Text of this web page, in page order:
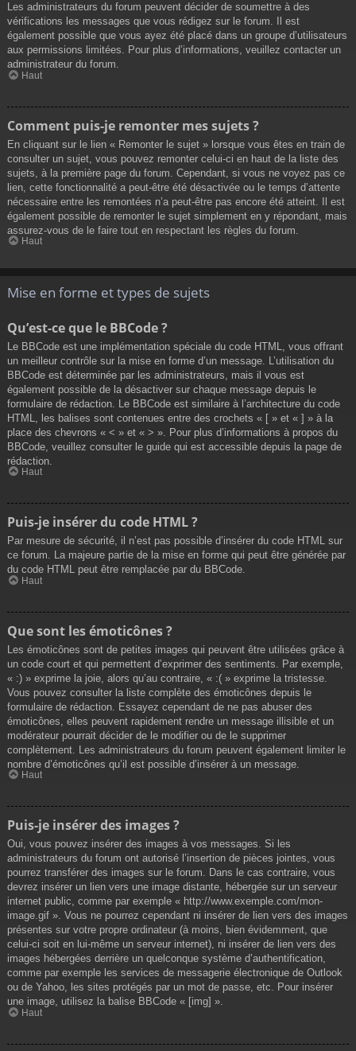
Les administrateurs du forum peuvent décider de soumettre à des
vérifications les messages que vous rédigez sur le forum. Il est
également possible que vous ayez été placé dans un groupe d’utilisateurs
aux permissions limitées. Pour plus d’informations, veuillez contacter un
administrateur du forum.
Haut
Comment puis-je remonter mes sujets ?
En cliquant sur le lien « Remonter le sujet » lorsque vous êtes en train de
consulter un sujet, vous pouvez remonter celui-ci en haut de la liste des
sujets, à la première page du forum. Cependant, si vous ne voyez pas ce
lien, cette fonctionnalité a peut-être été désactivée ou le temps d’attente
nécessaire entre les remontées n’a peut-être pas encore été atteint. Il est
également possible de remonter le sujet simplement en y répondant, mais
assurez-vous de le faire tout en respectant les règles du forum.
Haut
Mise en forme et types de sujets
Qu’est-ce que le BBCode ?
Le BBCode est une implémentation spéciale du code HTML, vous offrant
un meilleur contrôle sur la mise en forme d’un message. L’utilisation du
BBCode est déterminée par les administrateurs, mais il vous est
également possible de la désactiver sur chaque message depuis le
formulaire de rédaction. Le BBCode est similaire à l’architecture du code
HTML, les balises sont contenues entre des crochets « [ » et « ] » à la
place des chevrons « < » et « > ». Pour plus d’informations à propos du
BBCode, veuillez consulter le guide qui est accessible depuis la page de
rédaction.
Haut
Puis-je insérer du code HTML ?
Par mesure de sécurité, il n’est pas possible d’insérer du code HTML sur
ce forum. La majeure partie de la mise en forme qui peut être générée par
du code HTML peut être remplacée par du BBCode.
Haut
Que sont les émoticônes ?
Les émoticônes sont de petites images qui peuvent être utilisées grâce à
un code court et qui permettent d’exprimer des sentiments. Par exemple,
« :) » exprime la joie, alors qu’au contraire, « :( » exprime la tristesse.
Vous pouvez consulter la liste complète des émoticônes depuis le
formulaire de rédaction. Essayez cependant de ne pas abuser des
émoticônes, elles peuvent rapidement rendre un message illisible et un
modérateur pourrait décider de le modifier ou de le supprimer
complètement. Les administrateurs du forum peuvent également limiter le
nombre d’émoticônes qu’il est possible d’insérer à un message.
Haut
Puis-je insérer des images ?
Oui, vous pouvez insérer des images à vos messages. Si les
administrateurs du forum ont autorisé l’insertion de pièces jointes, vous
pourrez transférer des images sur le forum. Dans le cas contraire, vous
devrez insérer un lien vers une image distante, hébergée sur un serveur
internet public, comme par exemple « http://www.exemple.com/mon-
image.gif ». Vous ne pourrez cependant ni insérer de lien vers des images
présentes sur votre propre ordinateur (à moins, bien évidemment, que
celui-ci soit en lui-même un serveur internet), ni insérer de lien vers des
images hébergées derrière un quelconque système d’authentification,
comme par exemple les services de messagerie électronique de Outlook
ou de Yahoo, les sites protégés par un mot de passe, etc. Pour insérer
une image, utilisez la balise BBCode « [img] ».
Haut